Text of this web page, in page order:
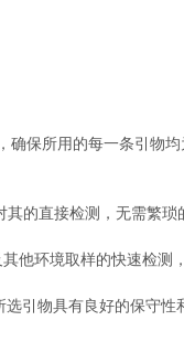
确保所用的每一条引物均
其的直接检测，无需繁琐
他环境取样的快速检测
引物具有良好的保守性